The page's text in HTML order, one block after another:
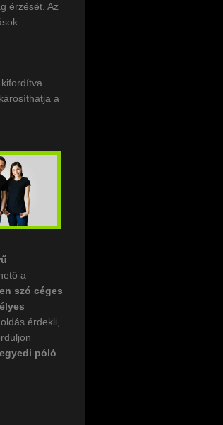
érzését. Az
a
a
szó céges
érdekli,
póló